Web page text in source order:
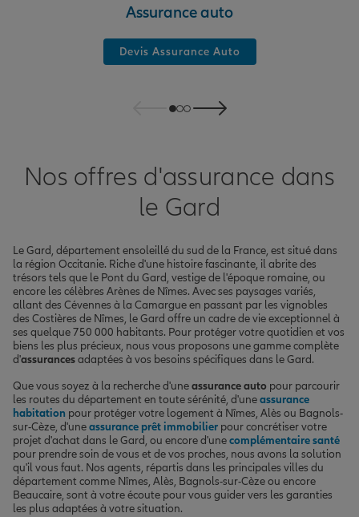
Assurance auto
Devis Assurance Auto
Nos offres d'assurance dans
le Gard
Le Gard, département ensoleillé du sud de la France, est situé dans
la région Occitanie. Riche d'une histoire fascinante, il abrite des
trésors tels que le Pont du Gard, vestige de l'époque romaine, ou
encore les célèbres Arènes de Nîmes. Avec ses paysages variés,
allant des Cévennes à la Camargue en passant par les vignobles
des Costières de Nîmes, le Gard offre un cadre de vie exceptionnel à
ses quelque 750 000 habitants. Pour protéger votre quotidien et vos
biens les plus précieux, nous vous proposons une gamme complète
d'assurancesadaptées à vos besoins spécifiques dans le Gard.
Que vous soyez à la recherche d'uneassurance auto pour parcourir
les routes du département en toute sérénité, d'uneassurance
habitation pour protéger votre logement à Nîmes, Alès ou Bagnols-
sur-Cèze, d'uneassurance prêt immobilier pour concrétiser votre
projet d'achat dans le Gard, ou encore d'unecomplémentaire santé
pour prendre soin de vous et de vos proches, nous avons la solution
qu'il vous faut. Nos agents, répartis dans les principales villes du
département comme Nîmes, Alès, Bagnols-sur-Cèze ou encore
Beaucaire, sont à votre écoute pour vous guider vers les garanties
les plus adaptées à votre situation.